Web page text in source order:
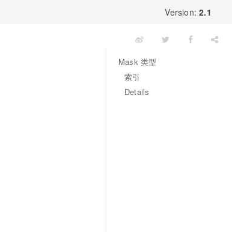
Mask 类型
索引
Details
Version:2.1